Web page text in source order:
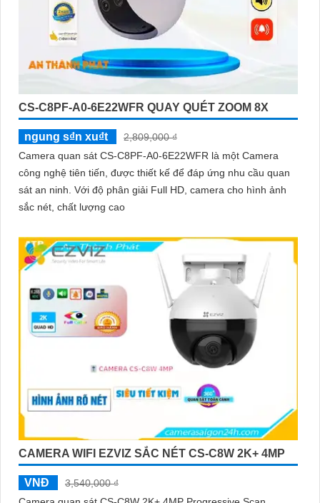
CS-C8PF-A0-6E22WFR QUAY QUÉT ZOOM 8X
ngung s₫n xu₫t
2,809,000 ₫
Camera quan sát CS-C8PF-A0-6E22WFR là một Camera
công nghệ tiên tiến, được thiết kế để đáp ứng nhu cầu quan
sát an ninh. Với độ phân giải Full HD, camera cho hình ảnh
sắc nét, chất lượng cao
CAMERA WIFI EZVIZ SẮC NÉT CS-C8W 2K+ 4MP
VNĐ
3,540,000 ₫